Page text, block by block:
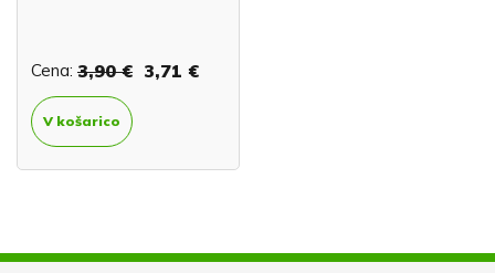
Cena: 3,90 € 3,71 €
V košarico